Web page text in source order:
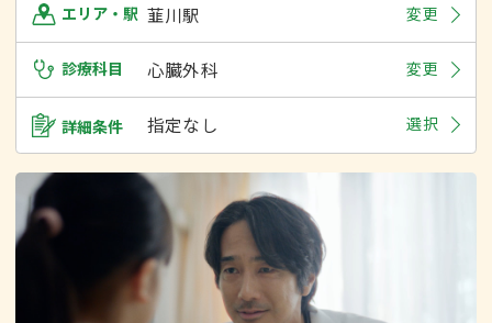
エリア・駅 韮川駅 変更
診療科目 心臓外科 変更
詳細条件 指定なし 選択